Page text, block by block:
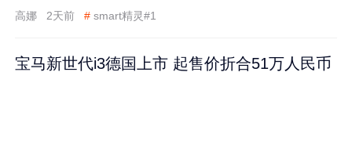
高娜 2天前 # smart精灵#1
宝马新世代i3德国上市 起售价折合51万人民币